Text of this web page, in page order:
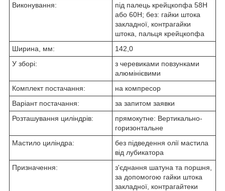
Виконування:
під палець крейцкопфа 58Н
або 60Н; без: гайки штока
закладної, контрагайки
штока, пальця крейцкопфа
Ширина, мм:
142,0
У зборі:
з черевиками повзунками
алюмінієвими
Комплект постачання:
на компресор
Варіант постачання:
за запитом заявки
Розташування циліндрів:
прямокутне: Вертикально-
горизонтальне
Мастило циліндра:
без підведення олії мастила
від лубикатора
Призначення:
з'єднання шатуна та поршня,
за допомогою гайки штока
закладної, контрагайтеки